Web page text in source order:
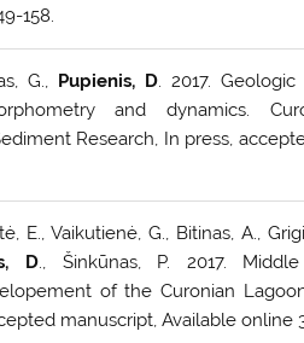
158.
G., Pupienis, D. 2017.
and dynamics.
Research, In press,
E., Vaikutienė, G., Bitinas, A.,
D., Šinkūnas, P. 2017.
of the Curonian
manuscript, Available online